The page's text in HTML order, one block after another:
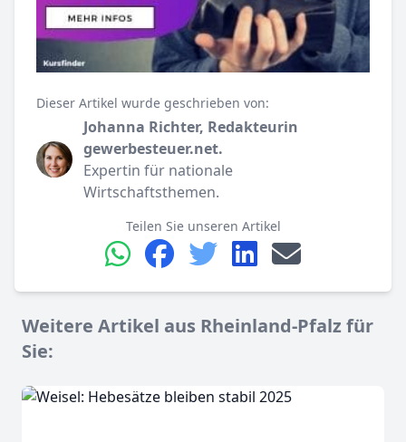
Dieser Artikel wurde geschrieben von:
Johanna Richter, Redakteurin
gewerbesteuer.net.
Expertin für nationale
Wirtschaftsthemen.
Teilen Sie unseren Artikel
Weitere Artikel aus Rheinland-Pfalz für
Sie: